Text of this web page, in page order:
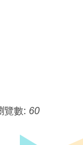
覽數: 60